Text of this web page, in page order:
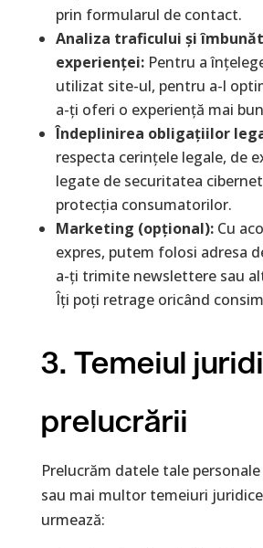
prin formularul de contact.
Analiza traficului și
experienței:Pentru a
utilizat site-ul, pentru a-l
a-ți oferi o experiență mai
Îndeplinirea obligațiilor
respecta cerințele legale, de
legate de securitatea
protecția consumatorilor.
Marketing (opțional):Cu
expres, putem folosi adresa
a-ți trimite newslettere sau
Îți poți retrage oricând
3. Temeiul
prelucrării
Prelucrăm datele tale
sau mai multor temeiuri
urmează: